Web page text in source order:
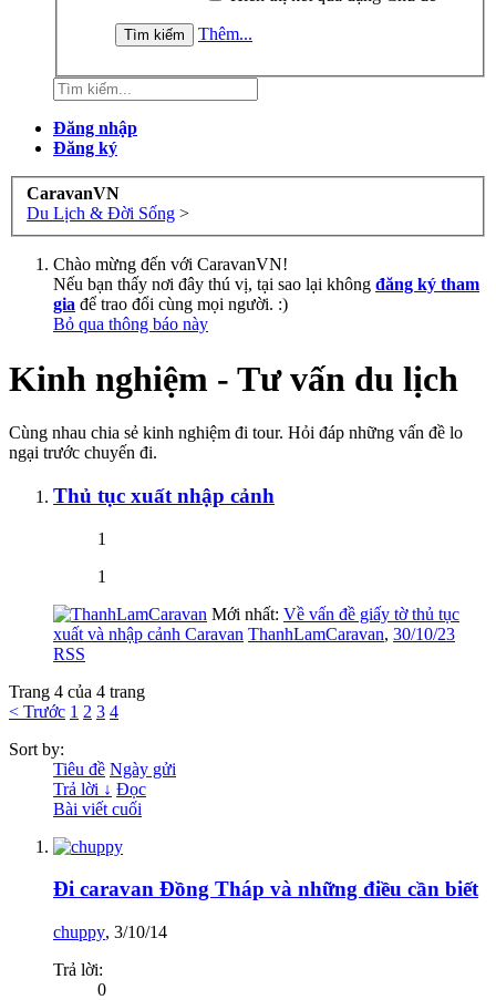
Thêm...
Đăng nhập
Đăng ký
CaravanVN
Du Lịch & Đời Sống >
Chào mừng đến với CaravanVN!
Nếu bạn thấy nơi đây thú vị, tại sao lại không đăng ký tham
gia để trao đổi cùng mọi người. :)
Bỏ qua thông báo này
Kinh nghiệm - Tư vấn du lịch
Cùng nhau chia sẻ kinh nghiệm đi tour. Hỏi đáp những vấn đề lo
ngại trước chuyến đi.
Thủ tục xuất nhập cảnh
1
1
Mới nhất: Về vấn đề giấy tờ thủ tục
xuất và nhập cảnh Caravan ThanhLamCaravan, 30/10/23
RSS
Trang 4 của 4 trang
< Trước 1 2 3 4
Sort by:
Tiêu đề Ngày gửi
Trả lời ↓ Đọc
Bài viết cuối
Đi caravan Đồng Tháp và những điều cần biết
chuppy, 3/10/14
Trả lời:
0